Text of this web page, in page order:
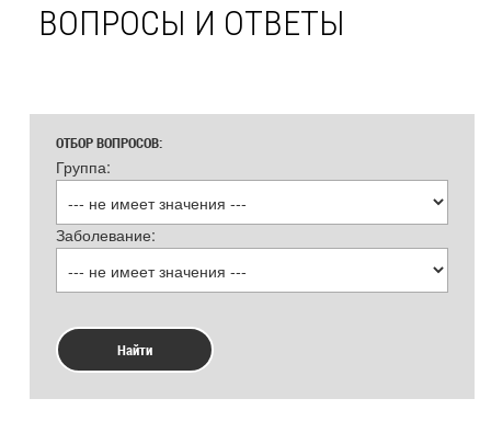
ВОПРОСЫ И ОТВЕТЫ
ОТБОР ВОПРОСОВ:
Группа:
Заболевание:
Найти